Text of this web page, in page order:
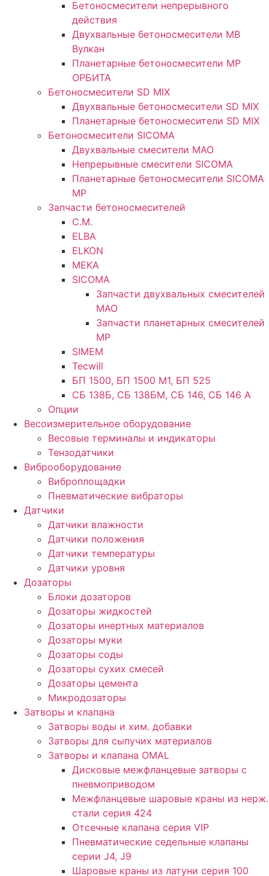
Бетоносмесители непрерывного
действия
Двухвальные бетоносмесители MB
Вулкан
Планетарные бетоносмесители MP
ОРБИТА
Бетоносмесители SD MIX
Двухвальные бетоносмесители SD MIX
Планетарные бетоносмесители SD MIX
Бетоносмесители SICOMA
Двухвальные смесители MAO
Непрерывные смесители SICOMA
Планетарные бетоносмесители SICOMA
MP
Запчасти бетоносмесителей
C.M.
ELBA
ELKON
MEKA
SICOMA
Запчасти двухвальных смесителей
MAO
Запчасти планетарных смесителей
MP
SIMEM
Tecwill
БП 1500, БП 1500 М1, БП 525
СБ 138Б, СБ 138БМ, СБ 146, СБ 146 А
Опции
Весоизмерительное оборудование
Весовые терминалы и индикаторы
Тензодатчики
Виброоборудование
Виброплощадки
Пневматические вибраторы
Датчики
Датчики влажности
Датчики положения
Датчики температуры
Датчики уровня
Дозаторы
Блоки дозаторов
Дозаторы жидкостей
Дозаторы инертных материалов
Дозаторы муки
Дозаторы соды
Дозаторы сухих смесей
Дозаторы цемента
Микродозаторы
Затворы и клапана
Затворы воды и хим. добавки
Затворы для сыпучих материалов
Затворы и клапана OMAL
Дисковые межфланцевые затворы c
пневмоприводом
Межфланцевые шаровые краны из нерж.
стали серия 424
Отсечные клапана серия VIP
Пневматические седельные клапаны
серии J4, J9
Шаровые краны из латуни серия 100